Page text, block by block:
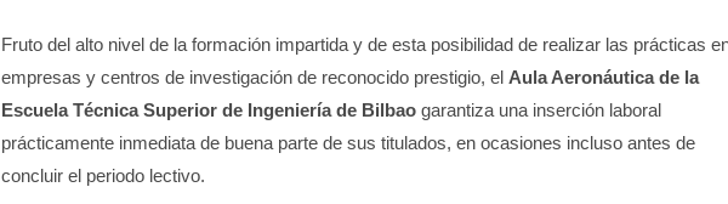
Fruto del alto nivel de la formación impartida y de esta posibilidad de realizar las prácticas
empresas y centros de investigación de reconocido prestigio, el Aula Aeronáutica de la
Escuela Técnica Superior de Ingeniería de Bilbaogarantiza una inserción laboral
prácticamente inmediata de buena parte de sus titulados, en ocasiones incluso antes de
concluir el periodo lectivo.